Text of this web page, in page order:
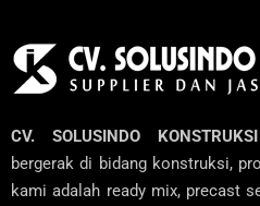
CV. SOLUSINDO KONSTRUKSI
bergerak di bidang konstruksi,
kami adalah ready mix, precast